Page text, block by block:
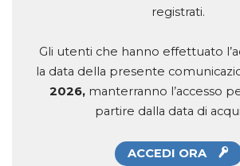
registrati.
Gli utenti che hanno effettuato
la data della presente
2026,manterranno l’accesso
partire dalla data di
ACCEDI ORA